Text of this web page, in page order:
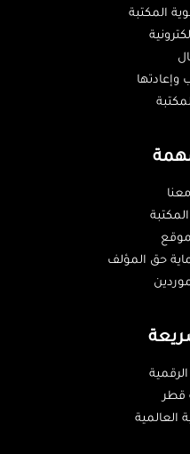
المكتبة
وإعادتها
حق المؤلف
العالمية